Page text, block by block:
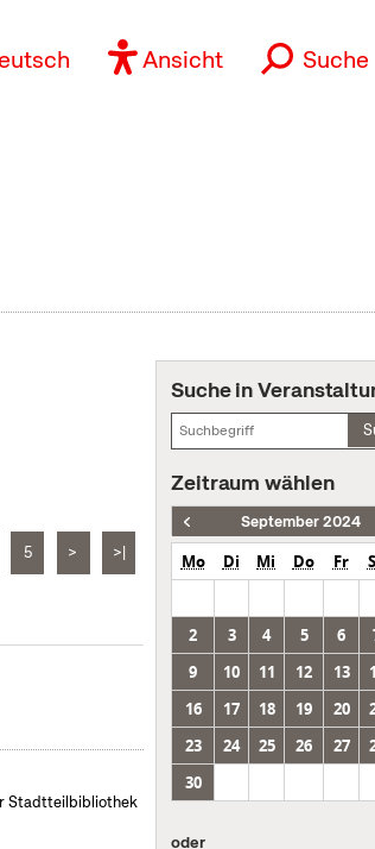
Ansicht Suche
5 > >|
Stadtteilbibliothek
Suche in
Zeitraum wählen
September 2024
Mo Di Mi Do Fr
2
3 4 5 6
9
10 11 12 13
16
17 18 19 20
23
24 25 26 27
30
oder